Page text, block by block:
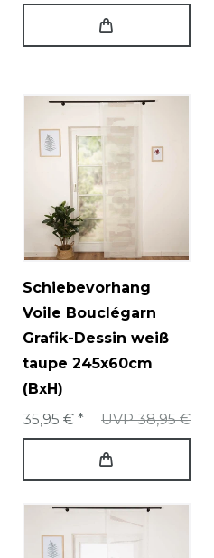
Schiebevorhang
Voile Bouclégarn
Grafik-Dessin weiß
taupe 245x60cm
(BxH)
UVP 38,95 €
35,95 € *